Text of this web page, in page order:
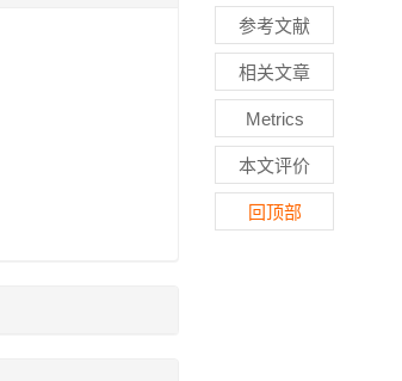
参考文献
相关文章
Metrics
本文评价
回顶部